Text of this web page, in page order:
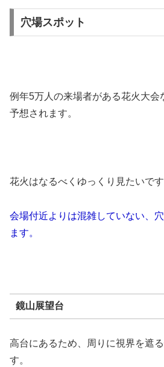
穴場スポット
例年5万人の来場者がある花火大会
予想されます。
花火はなるべくゆっくり見たいです
会場付近よりは混雑していない、
ます。
鏡山展望台
高台にあるため、周りに視界を遮
す。